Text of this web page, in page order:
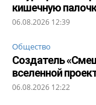
кишечную
06.08.2026 12:39
Общество
Создатель
вселенной
06.08.2026 12:22